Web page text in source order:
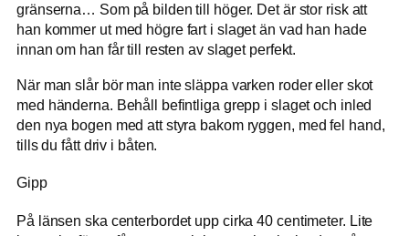
gränserna… Som på bilden till höger. Det är stor risk att
han kommer ut med högre fart i slaget än vad han hade
innan om han får till resten av slaget perfekt.
När man slår bör man inte släppa varken roder eller skot
med händerna. Behåll befintliga grepp i slaget och inled
den nya bogen med att styra bakom ryggen, med fel hand,
tills du fått driv i båten.
Gipp
På länsen ska centerbordet upp cirka 40 centimeter. Lite